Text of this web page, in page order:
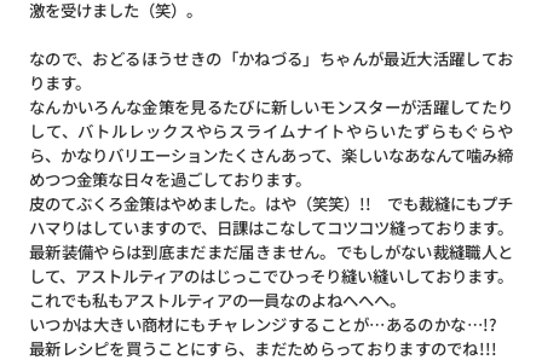
激を受けました（笑）。
なので、おどるほうせきの「かねづる」ちゃんが最近大活躍してお
ります。
なんかいろんな金策を見るたびに新しいモンスターが活躍してたり
して、バトルレックスやらスライムナイトやらいたずらもぐらや
ら、かなりバリエーションたくさんあって、楽しいなあなんて噛み締
めつつ金策な日々を過ごしております。
皮のてぶくろ金策はやめました。はや（笑笑）!! でも裁縫にもプチ
ハマりはしていますので、日課はこなしてコツコツ縫っております。
最新装備やらは到底まだまだ届きません。でもしがない裁縫職人と
して、アストルティアのはじっこでひっそり縫い縫いしております。
これでも私もアストルティアの一員なのよねへへへ。
いつかは大きい商材にもチャレンジすることが…あるのかな…!?
最新レシピを買うことにすら、まだためらっておりますのでね!!!